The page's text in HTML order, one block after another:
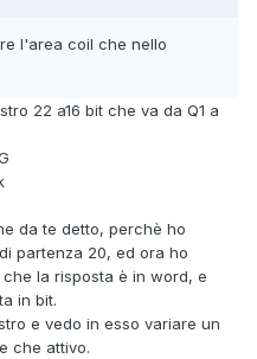
l'area coil che nello
22 a16 bit che va da Q1 a
da te detto, perchè ho
partenza 20, ed ora ho
la risposta è in word, e
in bit.
e vedo in esso variare un
che attivo.